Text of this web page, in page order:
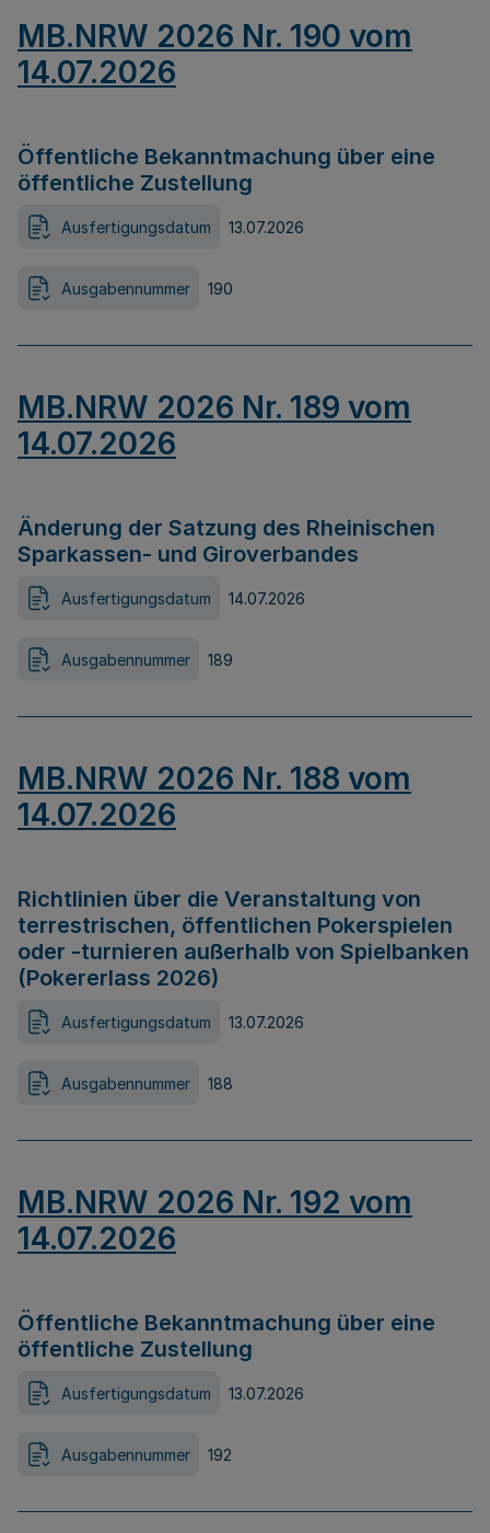
MB.NRW 2026 Nr. 190 vom
14.07.2026
Öffentliche Bekanntmachung über eine
öffentliche Zustellung
Ausfertigungsdatum 13.07.2026
Ausgabennummer 190
MB.NRW 2026 Nr. 189 vom
14.07.2026
Änderung der Satzung des Rheinischen
Sparkassen- und Giroverbandes
Ausfertigungsdatum 14.07.2026
Ausgabennummer 189
MB.NRW 2026 Nr. 188 vom
14.07.2026
Richtlinien über die Veranstaltung von
terrestrischen, öffentlichen Pokerspielen
oder -turnieren außerhalb von Spielbanken
(Pokererlass 2026)
Ausfertigungsdatum 13.07.2026
Ausgabennummer 188
MB.NRW 2026 Nr. 192 vom
14.07.2026
Öffentliche Bekanntmachung über eine
öffentliche Zustellung
Ausfertigungsdatum 13.07.2026
Ausgabennummer 192